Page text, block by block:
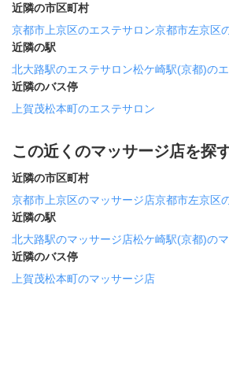
近隣の市区町村
京都市上京区のエステサロン京都市左京区
近隣の駅
北大路駅のエステサロン松ケ崎駅(京都)の
近隣のバス停
上賀茂松本町のエステサロン
この近くのマッサージ店を探
近隣の市区町村
京都市上京区のマッサージ店京都市左京区
近隣の駅
北大路駅のマッサージ店松ケ崎駅(京都)の
近隣のバス停
上賀茂松本町のマッサージ店